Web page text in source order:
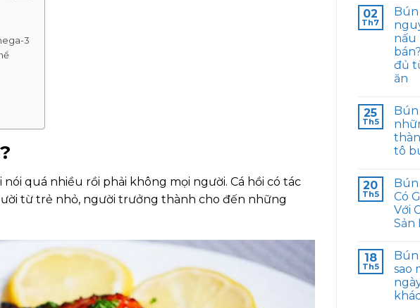
3
quá nhiều rồi phải không mọi người. Cá hồi có tác
từ trẻ nhỏ, người trưởng thành cho đến những
02
Th7
Bún
nấu
đủ
ăn
25
Th5
Bún
tô
20
Th5
Bún
Có
Với
Sản
18
Th5
Bún
sao